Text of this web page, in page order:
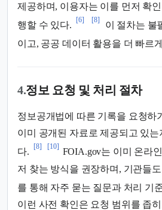
제공하며, 이용자는 이를 먼저 확
행할 수 있다.
[6] [8]
이 절차는 불
이고, 공공 데이터 활용을 더 빠르
4.정보 요청 및 처리 절차
정보공개법에 따른 기록을 요청하
이미 공개된 자료로 제공되고 있
다.
[8] [10]
FOIA.gov는 이미 온라
저 찾는 방식을 권장하며, 기관들
를 통해 자주 묻는 질문과 처리 기
이런 사전 확인은 요청 범위를 좁